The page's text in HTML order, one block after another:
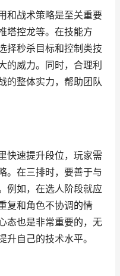
和战术策略是至关重要
塔控龙等。在技能方
择秒杀目标和控制类技
的威力。同时，合理利
的整体实力，帮助团队
快速提升段位，玩家需
。在三排时，要善于与
例如，在选人阶段就应
复和角色不协调的情
态也是非常重要的，无
自己的技术水平。